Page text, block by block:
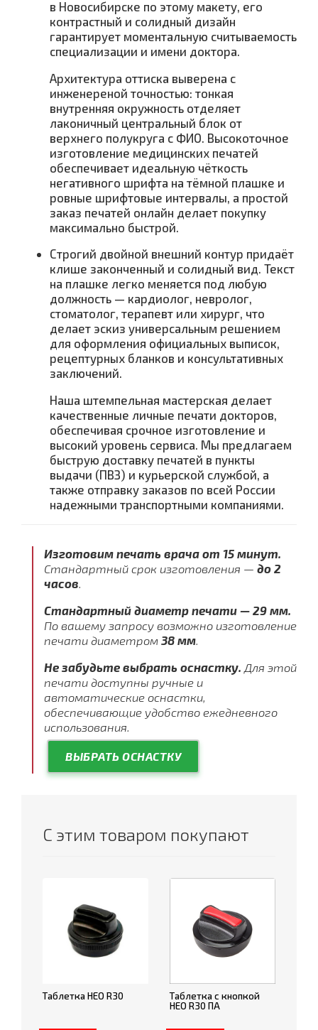
в Новосибирске по этому макету, его
контрастный и солидный дизайн
гарантирует моментальную считываемость
специализации и имени доктора.
Архитектура оттиска выверена с
инженереной точностью: тонкая
внутренняя окружность отделяет
лаконичный центральный блок от
верхнего полукруга с ФИО. Высокоточное
изготовление медицинских печатей
обеспечивает идеальную чёткость
негативного шрифта на тёмной плашке и
ровные шрифтовые интервалы, а простой
заказ печатей онлайн делает покупку
максимально быстрой.
Строгий двойной внешний контур придаёт
клише законченный и солидный вид. Текст
на плашке легко меняется под любую
должность — кардиолог, невролог,
стоматолог, терапевт или хирург, что
делает эскиз универсальным решением
для оформления официальных выписок,
рецептурных бланков и консультативных
заключений.
Наша штемпельная мастерская делает
качественные личные печати докторов,
обеспечивая срочное изготовление и
высокий уровень сервиса. Мы предлагаем
быструю доставку печатей в пункты
выдачи (ПВЗ) и курьерской службой, а
также отправку заказов по всей России
надежными транспортными компаниями.
Изготовим печать врача от 15 минут.
Стандартный срок изготовления — до 2
часов
Стандартный диаметр печати — 29 мм.
По вашему запросу возможно изготовление
печати диаметром 38 мм
Не забудьте выбрать оснастку. Для этой
печати доступны ручные и
автоматические оснастки,
обеспечивающие удобство ежедневного
использования.
ВЫБРАТЬ ОСНАСТКУ
С этим товаром покупают
Таблетка НЕО R30
Таблетка с кнопкой
НЕО R30 ПА